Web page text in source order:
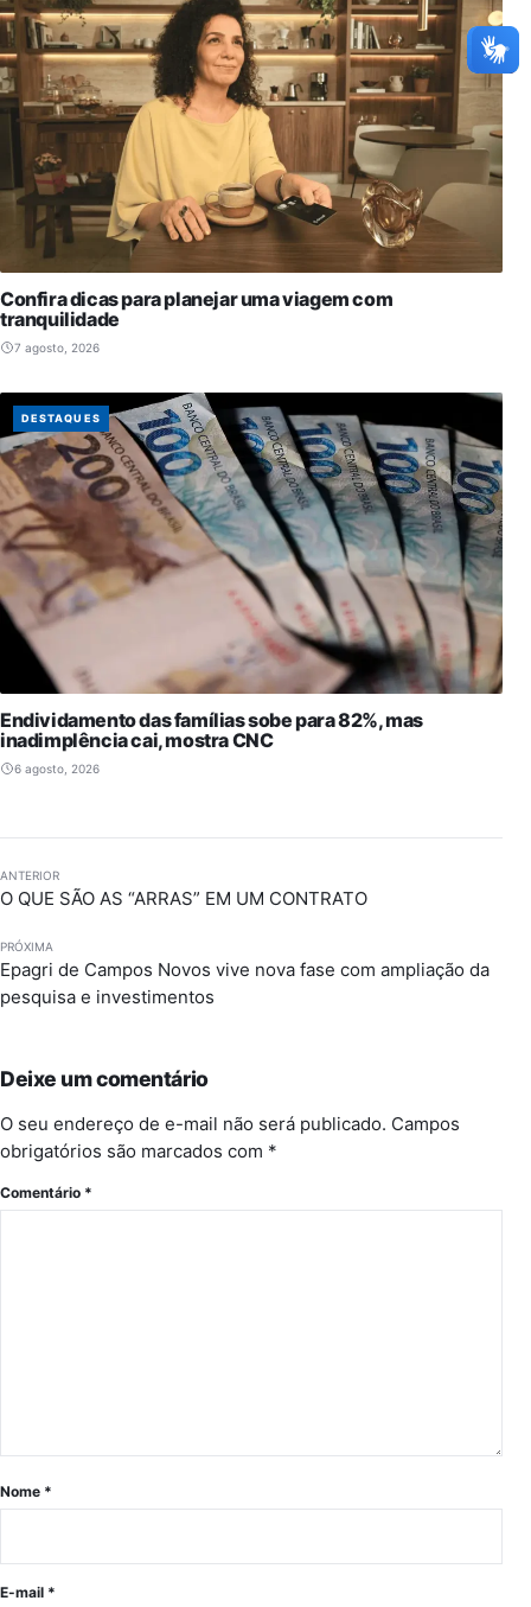
Confira dicas para planejar uma viagem com
tranquilidade
7 agosto, 2026
DESTAQUES
Endividamento das famílias sobe para 82%, mas
inadimplência cai, mostra CNC
6 agosto, 2026
ANTERIOR
O QUE SÃO AS “ARRAS” EM UM CONTRATO
PRÓXIMA
Epagri de Campos Novos vive nova fase com ampliação da
pesquisa e investimentos
Deixe um comentário
O seu endereço de e-mail não será publicado. Campos
obrigatórios são marcados com *
Comentário *
Nome *
E-mail *